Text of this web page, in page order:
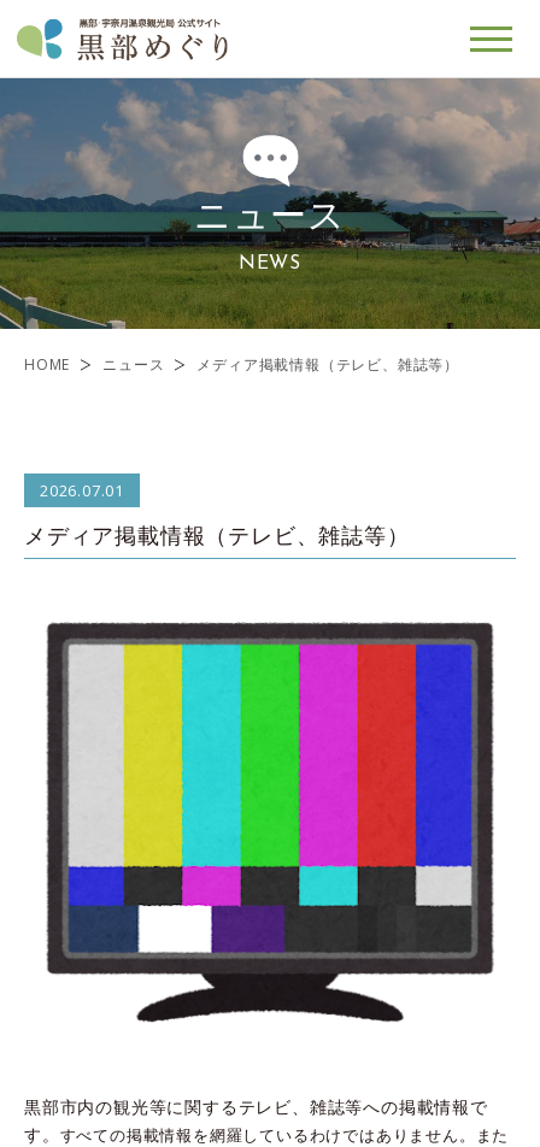
ニュース
NEWS
HOME ニュース メディア掲載情報（テレビ、雑誌等）
2026.07.01
メディア掲載情報（テレビ、雑誌等）
黒部市内の観光等に関するテレビ、雑誌等への掲載情報で
す。 すべての掲載情報を網羅しているわけではありません。また